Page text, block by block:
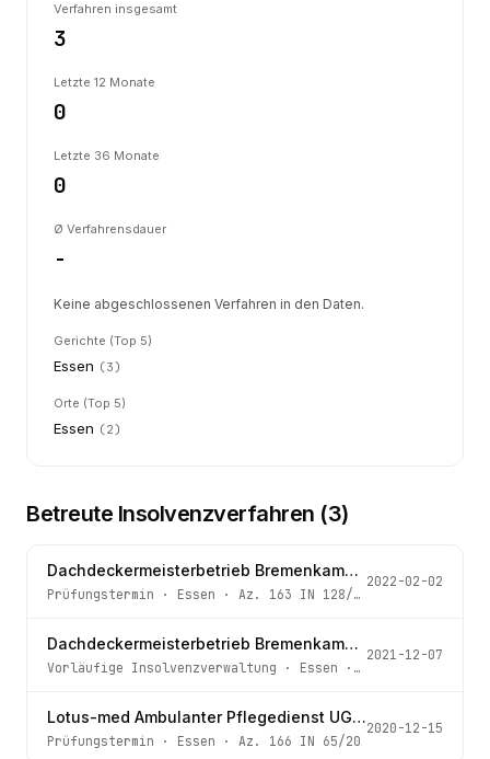
Verfahren insgesamt
3
Letzte 12 Monate
0
Letzte 36 Monate
0
Ø Verfahrensdauer
-
Keine abgeschlossenen Verfahren in den Daten.
Gerichte (Top 5)
Essen (3)
Orte (Top 5)
Essen (2)
Betreute Insolvenzverfahren (3)
Dachdeckermeisterbetrieb Bremenkamp - Dach Klinik UG (haftungsbeschränkt)
Prüfungstermin · Essen · Az. 163 IN 128/21
2022-02-02
Dachdeckermeisterbetrieb Bremenkamp - Dach Klinik UG (haftungsbeschränkt)
Vorläufige Insolvenzverwaltung · Essen · Az.
2021-12-07
Lotus-med Ambulanter Pflegedienst UG (haftungsbeschränkt)
Prüfungstermin · Essen · Az. 166 IN 65/20
2020-12-15